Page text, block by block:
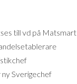
till vd på Matsmart
Sverigechef